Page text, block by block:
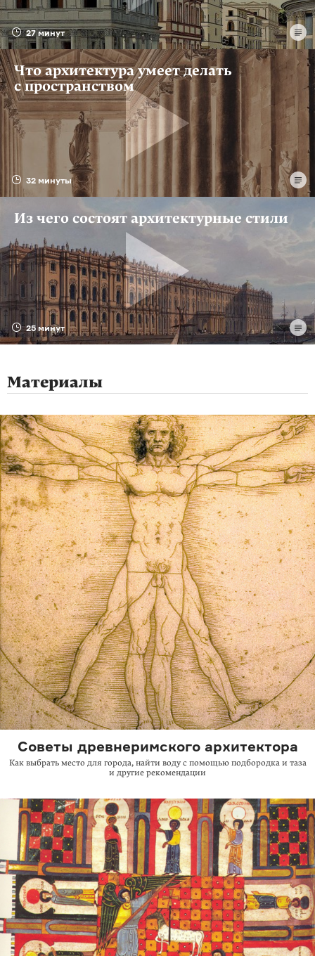
27 минут
32 минуты
Что архитектура умеет делать
с пространством
25 минут
Из чего состоят архитектурные стили
Материалы
Советы древнеримского архитектора
Как выбрать место для города, найти воду с помощью подбородка и таза
и другие рекомендации